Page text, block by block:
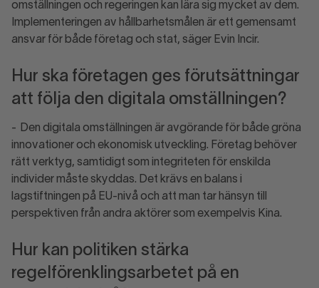
omställningen och regeringen kan lära sig mycket av dem.
Implementeringen av hållbarhetsmålen är ett gemensamt
ansvar för både företag och stat, säger Evin Incir.
Hur ska företagen ges förutsättningar
att följa den digitala omställningen?
- Den digitala omställningen är avgörande för både gröna
innovationer och ekonomisk utveckling. Företag behöver
rätt verktyg, samtidigt som integriteten för enskilda
individer måste skyddas. Det krävs en balans i
lagstiftningen på EU-nivå och att man tar hänsyn till
perspektiven från andra aktörer som exempelvis Kina.
Hur kan politiken stärka
regelförenklingsarbetet på en